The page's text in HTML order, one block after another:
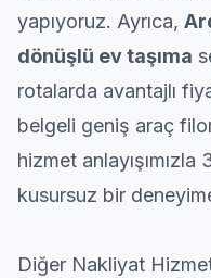
yapıyoruz. Ayrıca,
dönüşlü ev taşıma
rotalarda avantajlı
belgeli geniş araç
hizmet
kusursuz bir
Diğer Nakliyat